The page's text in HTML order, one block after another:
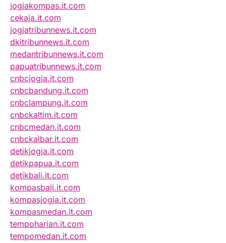
jogjakompas.it.com
cekaja.it.com
jogjatribunnews.it.com
dkitribunnews.it.com
medantribunnews.it.com
papuatribunnews.it.com
cnbcjogja.it.com
cnbcbandung.it.com
cnbclampung.it.com
cnbckaltim.it.com
cnbcmedan.it.com
cnbckalbar.it.com
detikjogja.it.com
detikpapua.it.com
detikbali.it.com
kompasbali.it.com
kompasjogja.it.com
kompasmedan.it.com
tempoharian.it.com
tempomedan.it.com